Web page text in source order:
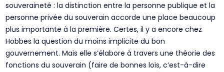
souveraineté : la distinction entre la personne publique et la
personne privée du souverain accorde une place beaucoup
plus importante à la première. Certes, il y a encore chez
Hobbes la question du moins implicite du bon
gouvernement. Mais elle s’élabore à travers une théorie des
fonctions du souverain (faire de bonnes lois, c’est-à-dire